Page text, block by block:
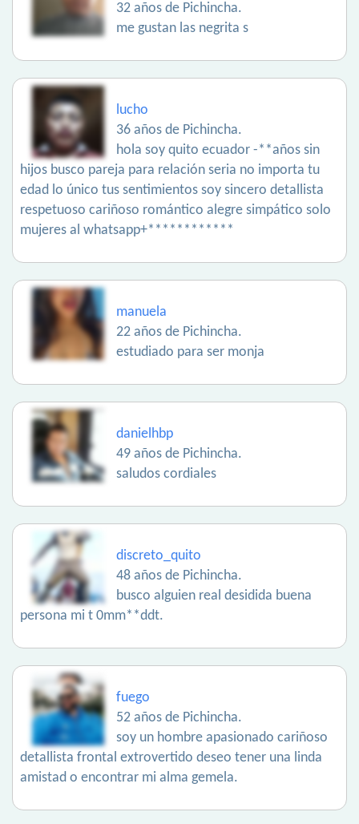
32 años de Pichincha.
me gustan las negrita s
lucho
36 años de Pichincha.
hola soy quito ecuador -**años sin
hijos busco pareja para relación seria no importa tu
edad lo único tus sentimientos soy sincero detallista
respetuoso cariñoso romántico alegre simpático solo
mujeres al whatsapp+************
manuela
22 años de Pichincha.
estudiado para ser monja
danielhbp
49 años de Pichincha.
saludos cordiales
discreto_quito
48 años de Pichincha.
busco alguien real desidida buena
persona mi t 0mm**ddt.
fuego
52 años de Pichincha.
soy un hombre apasionado cariñoso
detallista frontal extrovertido deseo tener una linda
amistad o encontrar mi alma gemela.